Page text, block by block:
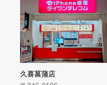
久喜菖蒲店